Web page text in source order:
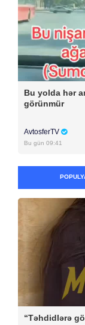
Bu yolda hər
görünmür
AvtosferTV
Bu gün 09:41
“Təhdidlərə